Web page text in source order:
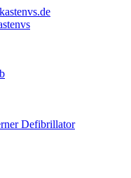
Defibrillator